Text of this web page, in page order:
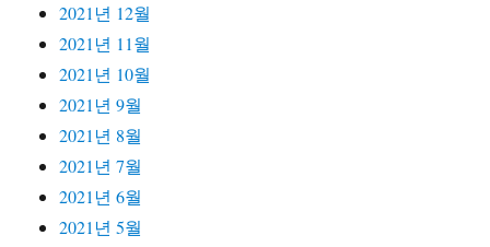
2021년 12월
2021년 11월
2021년 10월
2021년 9월
2021년 8월
2021년 7월
2021년 6월
2021년 5월